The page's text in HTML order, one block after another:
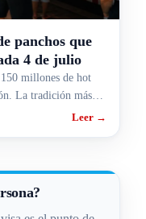
panchos que
4 de julio
millones de hot
La tradición más
Leer →